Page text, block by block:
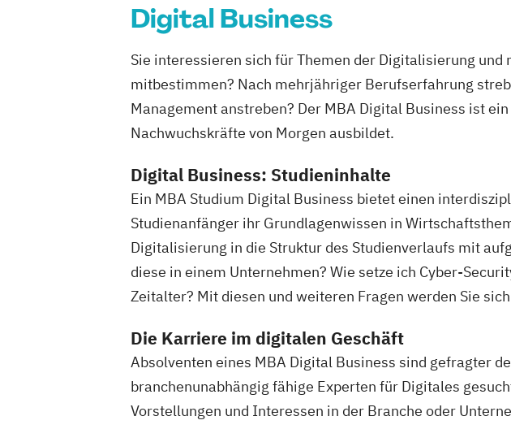
Digital Business
Sie interessieren sich für Themen der Digitalisierung
mitbestimmen? Nach mehrjähriger Berufserfahrung
Management anstreben? Der MBA Digital Business ist
Nachwuchskräfte von Morgen ausbildet.
Digital Business: Studieninhalte
Ein MBA Studium Digital Business bietet einen
Studienanfänger ihr Grundlagenwissen in
Digitalisierung in die Struktur des Studienverlaufs mit
diese in einem Unternehmen? Wie setze ich Cyber-
Zeitalter? Mit diesen und weiteren Fragen werden Sie
Die Karriere im digitalen Geschäft
Absolventen eines MBA Digital Business sind gefragter
branchenunabhängig fähige Experten für Digitales
Vorstellungen und Interessen in der Branche oder